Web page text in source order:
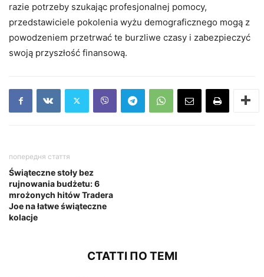
razie potrzeby szukając profesjonalnej pomocy,
przedstawiciele pokolenia wyżu demograficznego mogą z
powodzeniem przetrwać te burzliwe czasy i zabezpieczyć
swoją przyszłość finansową.
попередня стаття
Świąteczne stoły bez
rujnowania budżetu: 6
mrożonych hitów Tradera
Joe na łatwe świąteczne
kolacje
СТАТТІ ПО ТЕМІ